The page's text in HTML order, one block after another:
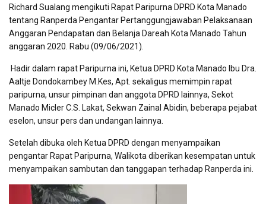
Richard Sualang mengikuti Rapat Paripurna DPRD Kota Manado
tentang Ranperda Pengantar Pertanggungjawaban Pelaksanaan
Anggaran Pendapatan dan Belanja Dareah Kota Manado Tahun
anggaran 2020. Rabu (09/06/2021).
Hadir dalam rapat Paripurna ini, Ketua DPRD Kota Manado Ibu Dra.
Aaltje Dondokambey M.Kes, Apt. sekaligus memimpin rapat
paripurna, unsur pimpinan dan anggota DPRD lainnya, Sekot
Manado Micler C.S. Lakat, Sekwan Zainal Abidin, beberapa pejabat
eselon, unsur pers dan undangan lainnya.
Setelah dibuka oleh Ketua DPRD dengan menyampaikan
pengantar Rapat Paripurna, Walikota diberikan kesempatan untuk
menyampaikan sambutan dan tanggapan terhadap Ranperda ini.